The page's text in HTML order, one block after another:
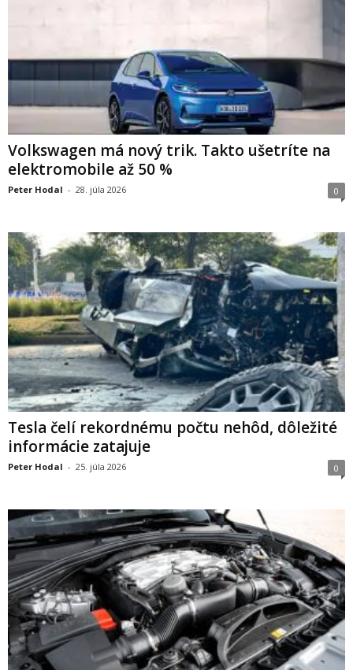
Volkswagen má nový trik. Takto ušetríte na
elektromobile až 50 %
Peter Hodal - 28. júla 2026 0
Tesla čelí rekordnému počtu nehôd, dôležité
informácie zatajuje
Peter Hodal - 25. júla 2026 0